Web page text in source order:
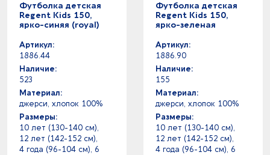
Футболка детская
Regent Kids 150,
ярко-синяя (royal)
Артикул:
1886.44
Наличие:
523
Материал:
джерси, хлопок 100%
Размеры:
10 лет (130-140 см),
12 лет (142-152 см),
4 года (96-104 см), 6
Футболка детская
Regent Kids 150,
ярко-зеленая
Артикул:
1886.90
Наличие:
155
Материал:
джерси, хлопок 100%
Размеры:
10 лет (130-140 см),
12 лет (142-152 см),
4 года (96-104 см), 6